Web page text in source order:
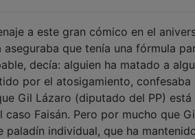
a este gran cómico en el
aseguraba que tenía una fórmula
decía: alguien ha matado a
por el atosigamiento,
Gil Lázaro (diputado del PP)
caso Faisán. Pero por mucho que
individual, que ha